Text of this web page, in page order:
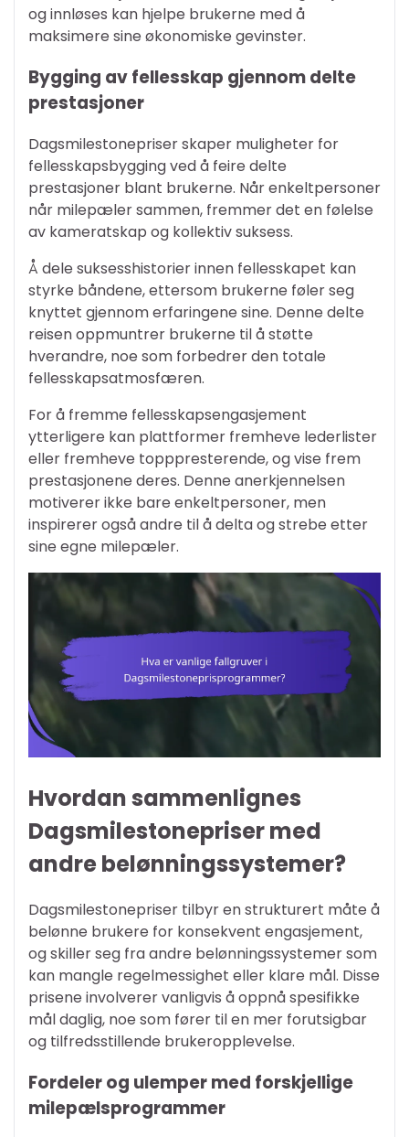
og innløses kan hjelpe brukerne med å
maksimere sine økonomiske gevinster.
Bygging av fellesskap gjennom delte
prestasjoner
Dagsmilestonepriser skaper muligheter for
fellesskapsbygging ved å feire delte
prestasjoner blant brukerne. Når enkeltpersoner
når milepæler sammen, fremmer det en følelse
av kameratskap og kollektiv suksess.
Å dele suksesshistorier innen fellesskapet kan
styrke båndene, ettersom brukerne føler seg
knyttet gjennom erfaringene sine. Denne delte
reisen oppmuntrer brukerne til å støtte
hverandre, noe som forbedrer den totale
fellesskapsatmosfæren.
For å fremme fellesskapsengasjement
ytterligere kan plattformer fremheve lederlister
eller fremheve topppresterende, og vise frem
prestasjonene deres. Denne anerkjennelsen
motiverer ikke bare enkeltpersoner, men
inspirerer også andre til å delta og strebe etter
sine egne milepæler.
Hvordan sammenlignes
Dagsmilestonepriser med
andre belønningssystemer?
Dagsmilestonepriser tilbyr en strukturert måte å
belønne brukere for konsekvent engasjement,
og skiller seg fra andre belønningssystemer som
kan mangle regelmessighet eller klare mål. Disse
prisene involverer vanligvis å oppnå spesifikke
mål daglig, noe som fører til en mer forutsigbar
og tilfredsstillende brukeropplevelse.
Fordeler og ulemper med forskjellige
milepælsprogrammer